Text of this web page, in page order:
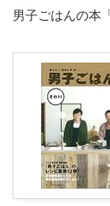
男子ごはんの本